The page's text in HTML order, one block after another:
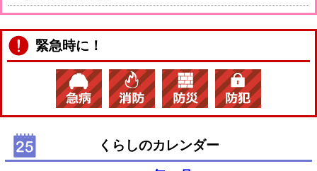
緊急時に！
くらしのカレンダー